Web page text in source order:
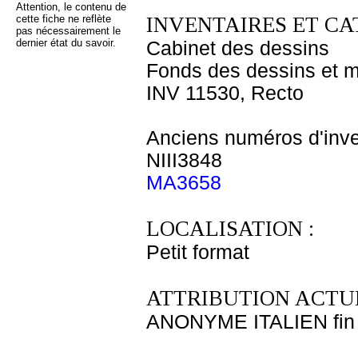
Attention, le contenu de
cette fiche ne reflète
pas nécessairement le
dernier état du savoir.
INVENTAIRES ET
Cabinet des dessins
Fonds des dessins et
INV 11530, Recto
Anciens numéros
NIII3848
MA3658
LOCALISATION :
Petit format
ATTRIBUTION
ANONYME ITALIEN